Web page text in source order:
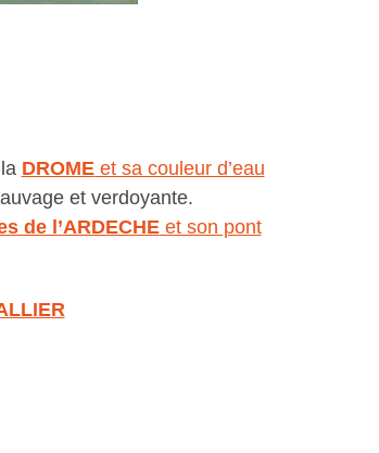
DROMEet sa couleur d’eau
et verdoyante.
de l’ARDECHEet son pont